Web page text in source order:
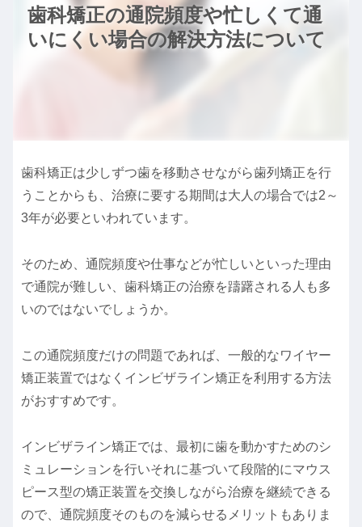
歯科矯正の通院頻度や忙しくて通
いにくい場合の解決方法について
歯科矯正は少しずつ歯を移動させながら歯列矯正を行
うことからも、治療に要する期間は大人の場合では2～
3年が必要といわれています。
そのため、通院頻度や仕事などが忙しいといった理由
で通院が難しい、歯科矯正の治療を躊躇される人も多
いのではないでしょうか。
この通院頻度だけの問題であれば、一般的なワイヤー
矯正装置ではなくインビザライン矯正を利用する方法
がおすすめです。
インビザライン矯正では、最初に歯を動かすためのシ
ミュレーションを行いそれに基づいて段階的にマウス
ピース型の矯正装置を交換しながら治療を継続できる
ので、通院頻度そのものを減らせるメリットもありま